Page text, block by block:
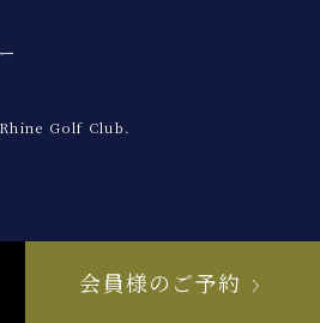
Golf Club.
会員様のご予約